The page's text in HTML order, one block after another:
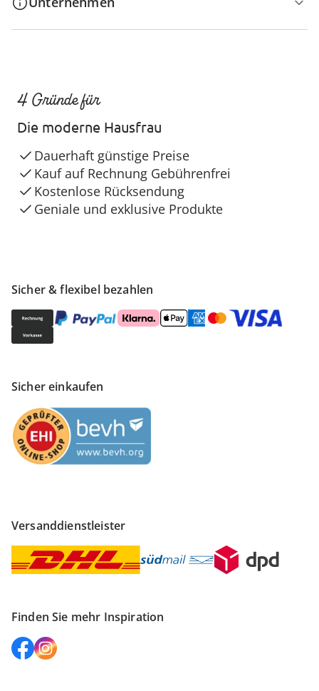
Sicher & flexibel bezahlen
Sicher einkaufen
Versanddienstleister
Finden Sie mehr Inspiration
4 Gründe für
Die moderne Hausfrau
Dauerhaft günstige Preise
Kauf auf Rechnung Gebührenfrei
Kostenlose Rücksendung
Geniale und exklusive Produkte